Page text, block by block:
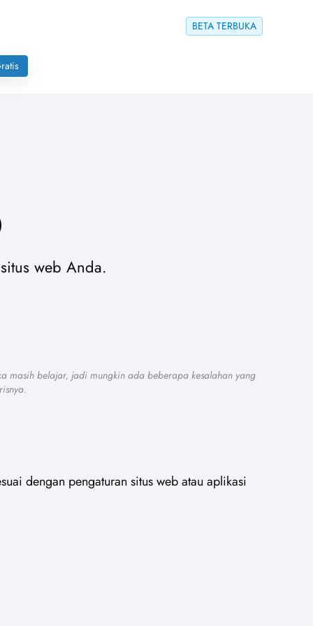
BETA TERBUKA
web Anda.
masih belajar, jadi mungkin ada beberapa kesalahan yang
dengan pengaturan situs web atau aplikasi